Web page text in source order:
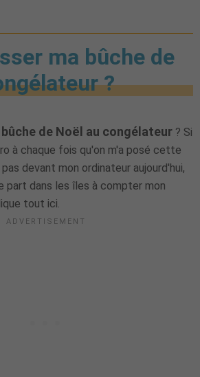
ma bûche de
?
de Noël au congélateur ? Si
à chaque fois qu'on m'a posé cette
devant mon ordinateur aujourd'hui,
part dans les îles à compter mon
tout ici.